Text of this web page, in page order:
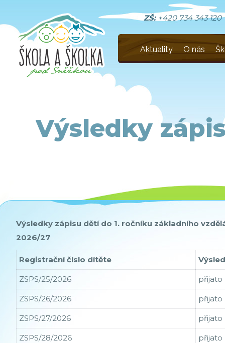
ZŠ: +420 734 343 120
Aktuality O nás
Výsledky
Výsledky zápisu dětí do 1. ročníku základního
2026/27
Registrační číslo dítěte
ZSPS/25/2026 přijato
ZSPS/26/2026 přijato
ZSPS/27/2026 přijato
ZSPS/28/2026 přijato